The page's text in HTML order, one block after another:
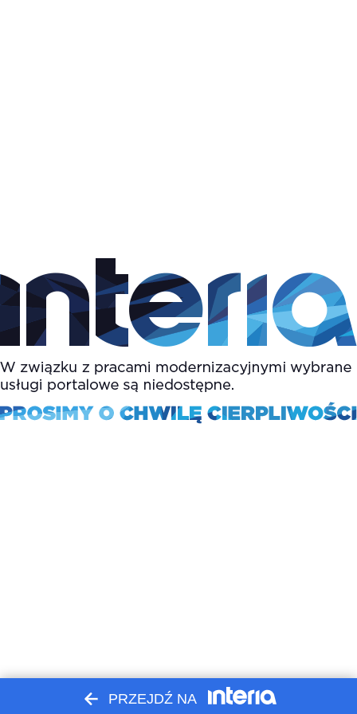
PRZEJDŹ NA